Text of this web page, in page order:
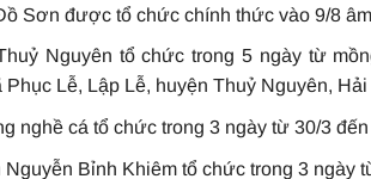
Sơn được tổ chức chính thức vào 9/8
Nguyên tổ chức trong 5 ngày từ
Lễ, Lập Lễ, huyện Thuỷ Nguyên, Hải
nghề cá tổ chức trong 3 ngày từ 30/3
Nguyễn Bỉnh Khiêm tổ chức trong 3 ngày